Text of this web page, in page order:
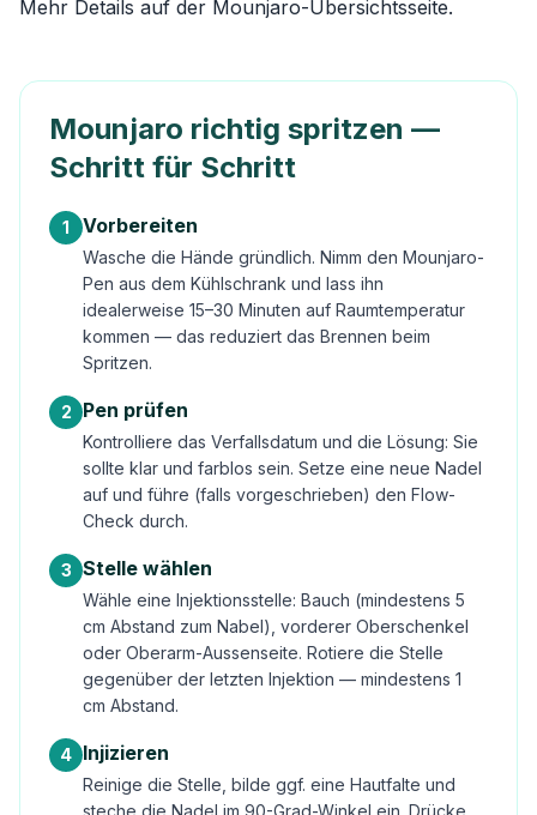
Mehr Details auf der Mounjaro-Übersichtsseite.
Mounjaro richtig spritzen —
Schritt für Schritt
1 Vorbereiten
Wasche die Hände gründlich. Nimm den Mounjaro-
Pen aus dem Kühlschrank und lass ihn
idealerweise 15–30 Minuten auf Raumtemperatur
kommen — das reduziert das Brennen beim
Spritzen.
2 Pen prüfen
Kontrolliere das Verfallsdatum und die Lösung: Sie
sollte klar und farblos sein. Setze eine neue Nadel
auf und führe (falls vorgeschrieben) den Flow-
Check durch.
3 Stelle wählen
Wähle eine Injektionsstelle: Bauch (mindestens 5
cm Abstand zum Nabel), vorderer Oberschenkel
oder Oberarm-Aussenseite. Rotiere die Stelle
gegenüber der letzten Injektion — mindestens 1
cm Abstand.
4 Injizieren
Reinige die Stelle, bilde ggf. eine Hautfalte und
steche die Nadel im 90-Grad-Winkel ein. Drücke